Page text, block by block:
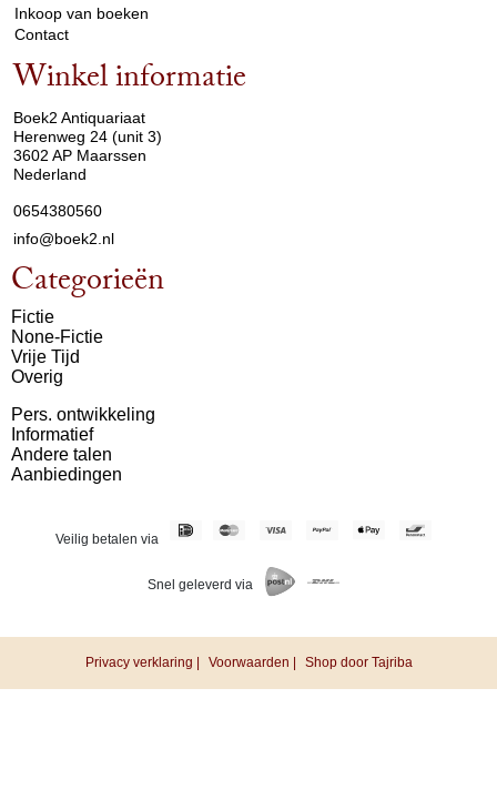
Inkoop van boeken
Contact
Winkel informatie
Boek2 Antiquariaat
Herenweg 24 (unit 3)
3602 AP Maarssen
Nederland
0654380560
info@boek2.nl
Categorieën
Fictie
None-Fictie
Vrije Tijd
Overig
Pers. ontwikkeling
Informatief
Andere talen
Aanbiedingen
Veilig betalen via
Snel geleverd via
Privacy verklaring | Voorwaarden | Shop door Tajriba